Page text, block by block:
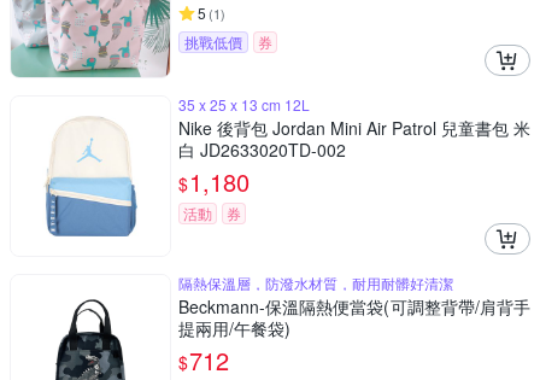
5 (1)
挑戰低價 券
35 x 25 x 13 cm 12L
Nike 後背包 Jordan Mini Air Patrol 兒童書包 米
白 JD2633020TD-002
$1,180
活動 券
隔熱保溫層，防潑水材質，耐用耐髒好清潔
Beckmann-保溫隔熱便當袋(可調整背帶/肩背手
提兩用/午餐袋)
$712